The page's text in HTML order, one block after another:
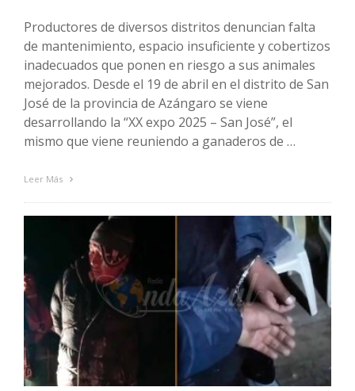
Productores de diversos distritos denuncian falta
de mantenimiento, espacio insuficiente y cobertizos
inadecuados que ponen en riesgo a sus animales
mejorados. Desde el 19 de abril en el distrito de San
José de la provincia de Azángaro se viene
desarrollando la “XX expo 2025 – San José”, el
mismo que viene reuniendo a ganaderos de …
Leer Más